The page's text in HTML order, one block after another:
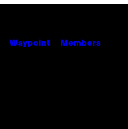
Waypoint Members